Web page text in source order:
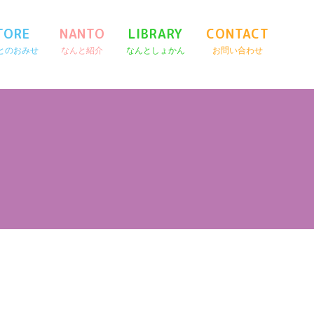
のおみせ
NANTO
なんと紹介
LIBRARY
なんとしょかん
CONTACT
お問い合わせ